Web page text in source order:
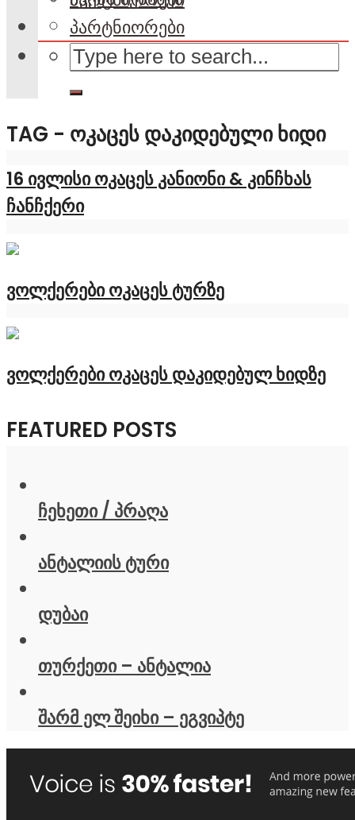
პარტნიორები
TAG - ᲝᲙᲐᲪᲔᲡ ᲓᲐᲙᲘᲓᲔᲑᲣᲚᲘ ᲮᲘᲓᲘ
16 ივლისი ოკაცეს კანიონი & კინჩხას
ჩანჩქერი
ვოლქერები ოკაცეს ტურზე
ვოლქერები ოკაცეს დაკიდებულ ხიდზე
FEATURED POSTS
ჩეხეთი / პრაღა
ანტალიის ტური
დუბაი
თურქეთი – ანტალია
შარმ ელ შეიხი – ეგვიპტე